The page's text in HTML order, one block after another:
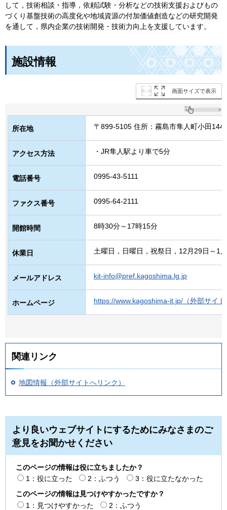
して，技術相談・指導，依頼試験・分析などの技術支援およびもの
づくり基盤技術の高度化や地域資源の付加価値創造などの研究開発
を通して，県内企業の技術開発・技術力向上を支援しています。
施設情報
画面サイズで表示
所在地 〒899-5105 住所：霧島市隼人町小田
アクセス方法 ・JR隼人駅より車で5分
電話番号 0995-43-5111
ファクス番号 0995-64-2111
開館時間 8時30分～17時15分
休業日 土曜日，日曜日，祝祭日，12月29日～1
メールアドレス kit-info@pref.kagoshima.lg.jp
ホームページ https://www.kagoshima-it.jp/（外部サイ
関連リンク
地図情報（外部サイトへリンク）
より良いウェブサイトにするためにみなさまのご
意見をお聞かせください
このページの情報は役に立ちましたか？
1：役に立った
2：ふつう
3：役に立たなかった
このページの情報は見つけやすかったですか？
1：見つけやすかった
2：ふつう